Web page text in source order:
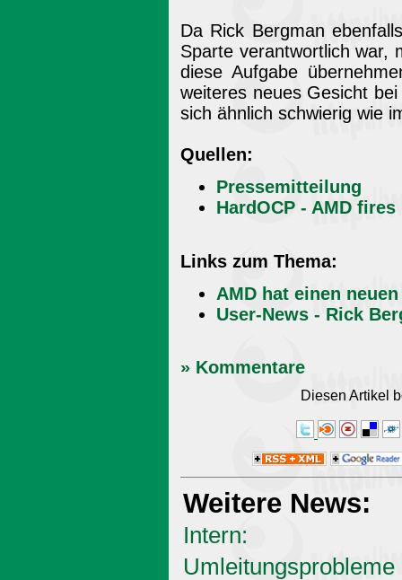
Da Rick Bergman
Sparte verantwortlich war,
diese Aufgabe
weiteres neues Gesicht
sich ähnlich schwierig wie
Quellen:
Pressemitteilung
HardOCP - AMD
Links zum Thema:
AMD hat einen neuen
User-News - Rick
» Kommentare
Diesen Artikel
Weitere News:
Intern:
Umleitungsprobleme